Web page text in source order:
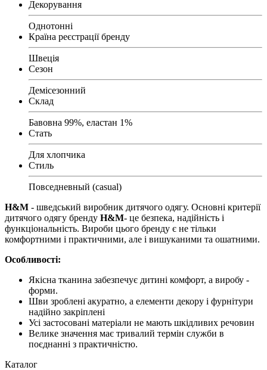
Декорування
Однотонні
Країна реєстрації бренду
Швеція
Сезон
Демісезонний
Склад
Бавовна 99%, еластан 1%
Стать
Для хлопчика
Стиль
Повседневный (casual)
H&M - шведський виробник дитячого одягу. Основні критерії
дитячого одягу бренду H&M- це безпека, надійність і
функціональність. Вироби цього бренду є не тільки
комфортними і практичними, але і вишуканими та ошатними.
Особливості:
Якісна тканина забезпечує дитині комфорт, а виробу -
форми.
Шви зроблені акуратно, а елементи декору і фурнітури
надійно закріплені
Усі застосовані матеріали не мають шкідливих речовин
Велике значення має тривалий термін служби в
поєднанні з практичністю.
Каталог